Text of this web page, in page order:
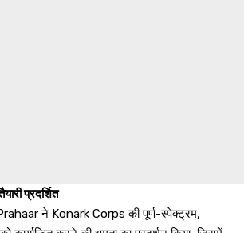
प्रदर्शित
ने Konark Corps की पूर्ण-स्पेक्ट्रम,